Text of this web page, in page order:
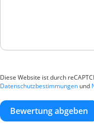
Diese Website ist durch
Datenschutzbestimmungen und
Bewertung abgeben